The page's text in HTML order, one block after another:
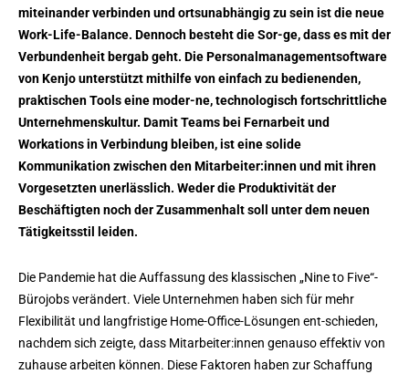
miteinander verbinden und ortsunabhängig zu sein ist die neue
Work-Life-Balance. Dennoch besteht die Sor-ge, dass es mit der
Verbundenheit bergab geht. Die Personalmanagementsoftware
von Kenjo unterstützt mithilfe von einfach zu bedienenden,
praktischen Tools eine moder-ne, technologisch fortschrittliche
Unternehmenskultur. Damit Teams bei Fernarbeit und
Workations in Verbindung bleiben, ist eine solide
Kommunikation zwischen den Mitarbeiter:innen und mit ihren
Vorgesetzten unerlässlich. Weder die Produktivität der
Beschäftigten noch der Zusammenhalt soll unter dem neuen
Tätigkeitsstil leiden.
Die Pandemie hat die Auffassung des klassischen „Nine to Five“-
Bürojobs verändert. Viele Unternehmen haben sich für mehr
Flexibilität und langfristige Home-Office-Lösungen ent-schieden,
nachdem sich zeigte, dass Mitarbeiter:innen genauso effektiv von
zuhause arbeiten können. Diese Faktoren haben zur Schaffung